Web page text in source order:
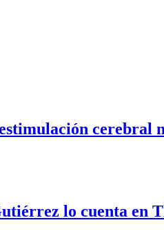
cerebral
lo cuenta en